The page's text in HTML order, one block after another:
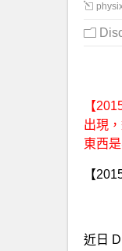
【
出現
東西
【
近日